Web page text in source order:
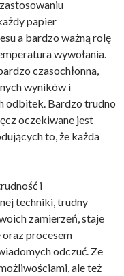
papier
a bardzo ważną rolę
wywołania.
czasochłonna,
wyników i
odbitek. Bardzo trudno
oczekiwane jest
to, że każda
i
techniki, trudny
zamierzeń, staje
procesem
odczuć. Ze
ale też